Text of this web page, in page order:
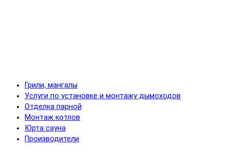
Грили, мангалы
Услуги по установке и монтажу дымоходов
Отделка парной
Монтаж котлов
Юрта сауна
Производители